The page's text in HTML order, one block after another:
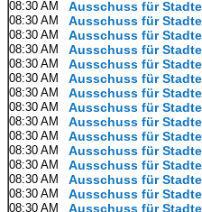
08:30 AM Ausschuss für
08:30 AM Ausschuss für
08:30 AM Ausschuss für
08:30 AM Ausschuss für
08:30 AM Ausschuss für
08:30 AM Ausschuss für
08:30 AM Ausschuss für
08:30 AM Ausschuss für
08:30 AM Ausschuss für
08:30 AM Ausschuss für
08:30 AM Ausschuss für
08:30 AM Ausschuss für
08:30 AM Ausschuss für
08:30 AM Ausschuss für
08:30 AM Ausschuss für